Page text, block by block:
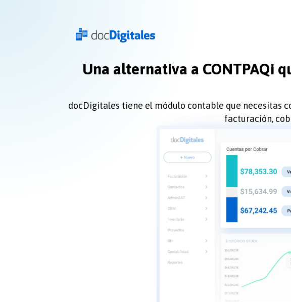
Una alternativa a CONTPAQi
docDigitales tiene el módulo contable que necesitas
facturación,